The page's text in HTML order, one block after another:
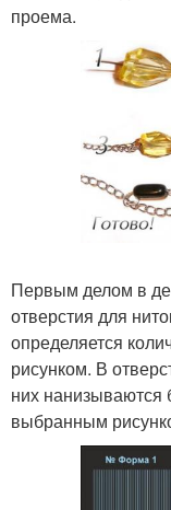
проема.
Первым делом в
отверстия для
определяется
рисунком. В
них нанизываются
выбранным